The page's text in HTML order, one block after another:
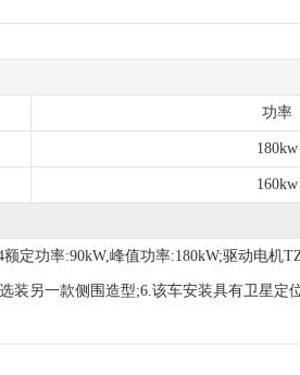
功率
180kw
160kw
功率:90kW,峰值功率:180kW;驱动电机
装另一款侧围造型;6.该车安装具有卫星定